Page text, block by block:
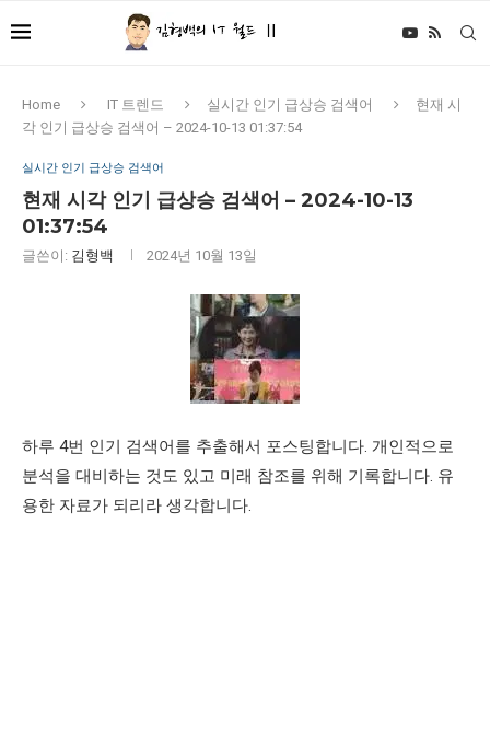
Home IT 트렌드 실시간 인기 급상승 검색어
현재 시
각 인기 급상승 검색어 – 2024-10-13 01:37:54
실시간 인기 급상승 검색어
현재 시각 인기 급상승 검색어 – 2024-10-13
01:37:54
글쓴이: 김형백 2024년 10월 13일
하루 4번 인기 검색어를 추출해서 포스팅합니다. 개인적으로
분석을 대비하는 것도 있고 미래 참조를 위해 기록합니다. 유
용한 자료가 되리라 생각합니다.